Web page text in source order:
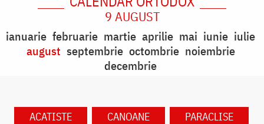
9 AUGUST
ianuarie februarie martie aprilie mai iunie iulie
august septembrie octombrie noiembrie
decembrie
ACATISTE CANOANE
PARACLISE